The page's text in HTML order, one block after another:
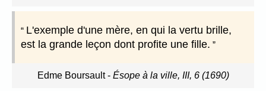
L'exemple d'une mère, en qui la vertu brille,
est la grande leçon dont profite une fille.
Edme Boursault- Ésope à la ville, III, 6 (1690)